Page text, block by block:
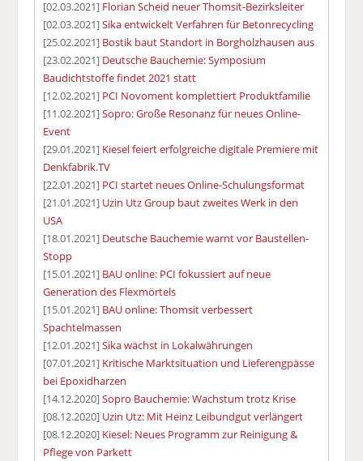
[02.03.2021] Florian Scheid neuer Thomsit-Bezirksleiter
[02.03.2021]Sika entwickelt Verfahren für Betonrecycling
[25.02.2021] Bostik baut Standort in Borgholzhausen aus
[23.02.2021] Deutsche Bauchemie: Symposium
Baudichtstoffe findet 2021 statt
[12.02.2021] PCI Novoment komplettiert Produktfamilie
[11.02.2021]Sopro: Große Resonanz für neues Online-
Event
[29.01.2021] Kiesel feiert erfolgreiche digitale Premiere mit
Denkfabrik.TV
[22.01.2021] PCI startet neues Online-Schulungsformat
[21.01.2021] Uzin Utz Group baut zweites Werk in den
USA
[18.01.2021] Deutsche Bauchemie warnt vor Baustellen-
Stopp
[15.01.2021] BAU online: PCI fokussiert auf neue
Generation des Flexmörtels
[15.01.2021] BAU online: Thomsit verbessert
Spachtelmassen
[12.01.2021]Sika wächst in Lokalwährungen
[07.01.2021] Kritische Marktsituation und Lieferengpässe
bei Epoxidharzen
[14.12.2020]Sopro Bauchemie: Wachstum trotz Krise
[08.12.2020] Uzin Utz: Mit Heinz Leibundgut verlängert
[08.12.2020] Kiesel: Neues Programm zur Reinigung &
Pflege von Parkett